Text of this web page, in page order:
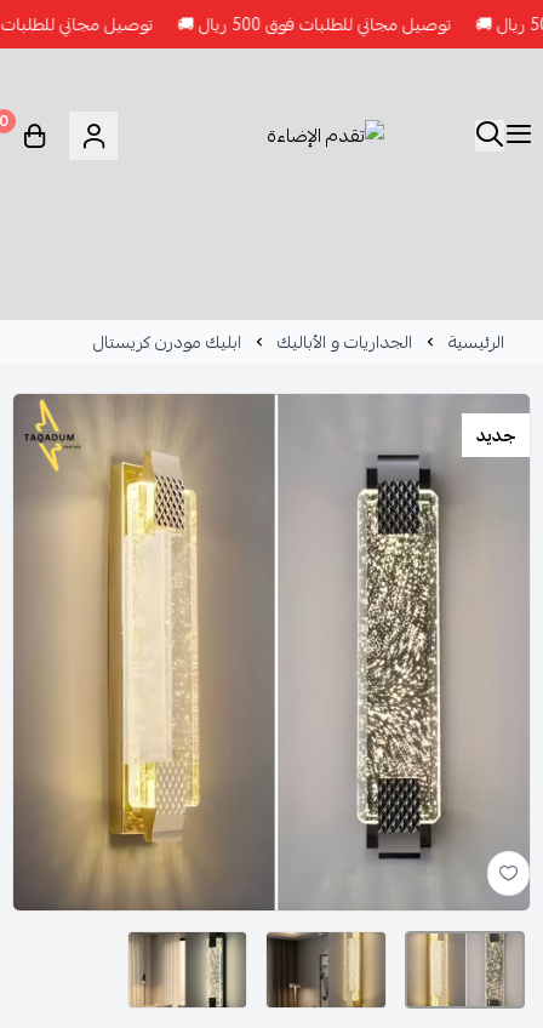
توصيل مجاني للطلبات فوق 500 ريال 🚚 توصيل مجاني للطلبات فوق 500 ريال
0
الرئيسية الجداريات و الأباليك ابليك مودرن كريستال
جديد